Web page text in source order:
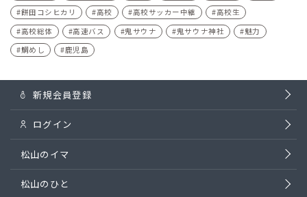
餅田コシヒカリ
高校 高校サッカー中継
高校生
高校総体
高速バス 鬼サウナ 鬼サウナ神社
魅力
鯛めし
鹿児島
新規会員登録
ログイン
松山のイマ
松山のひと